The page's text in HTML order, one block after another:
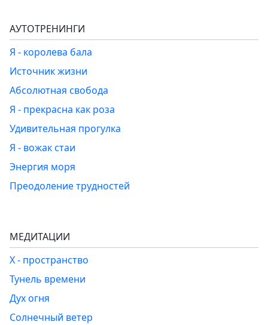
АУТОТРЕНИНГИ
Я - королева бала
Источник жизни
Абсолютная свобода
Я - прекрасна как роза
Удивительная прогулка
Я - вожак стаи
Энергия моря
Преодоление трудностей
МЕДИТАЦИИ
Х - пространство
Тунель времени
Дух огня
Солнечный ветер